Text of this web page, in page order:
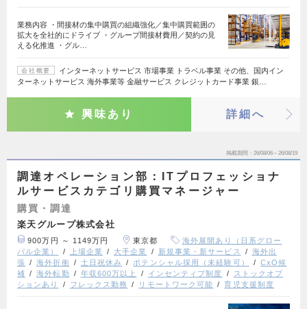
業務内容 ・間接材の集中購買の組織強化／集中購買範囲の
拡大を全社的にドライブ ・グループ間接材費用／契約の見
える化推進 ・グル…
会社概要
インターネットサービス 市場事業 トラベル事業 その他、国内イン
ターネットサービス 海外事業等 金融サービス クレジットカード事業 銀…
興味あり 詳細へ
掲載期間 26/08/06～26/08/19
調達オペレーション部：ITプロフェッショナ
ルサービスカテゴリ購買マネージャー
購買・調達
楽天グループ株式会社
900万円 ～ 1149万円 東京都
海外展開あり（日系グロー
バル企業）
上場企業 大手企業 新規事業・新サービス
海外出
張
海外折衝 土日祝休み ポテンシャル採用（未経験可）
CxO候
補
海外転勤 年収600万以上 インセンティブ制度
ストックオプ
ションあり
フレックス勤務 リモートワーク可能 育児支援制度